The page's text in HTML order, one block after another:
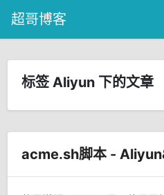
超哥博客
标签 Aliyun 下的文章